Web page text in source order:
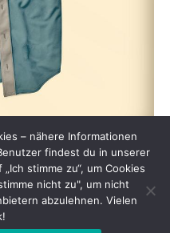
– nähere Informationen
findest du in unserer
stimme zu“, um Cookies
nicht zu", um nicht
abzulehnen. Vielen